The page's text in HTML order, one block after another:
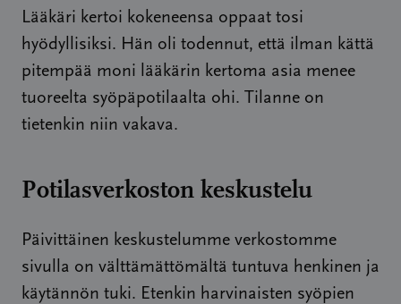
Lääkäri kertoi kokeneensa oppaat tosi
hyödyllisiksi. Hän oli todennut, että ilman kättä
pitempää moni lääkärin kertoma asia menee
tuoreelta syöpäpotilaalta ohi. Tilanne on
tietenkin niin vakava.
Potilasverkoston keskustelu
Päivittäinen keskustelumme verkostomme
sivulla on välttämättömältä tuntuva henkinen ja
käytännön tuki. Etenkin harvinaisten syöpien